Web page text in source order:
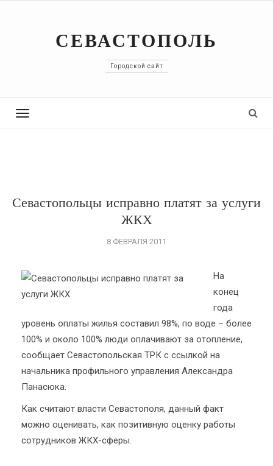
СЕВАСТОПОЛЬ
Городской сайт
Toggle
Севастопольцы исправно платят за услуги
ЖКХ
8 ФЕВРАЛЯ 2011
На
конец
года
уровень оплаты жилья составил 98%, по воде – более
100% и около 100% люди оплачивают за отопление,
сообщает Севастопольская ТРК с ссылкой на
начальника профильного управления Александра
Панасюка.
Как считают власти Севастополя, данный факт
можно оценивать, как позитивную оценку работы
сотрудников ЖКХ-сферы.